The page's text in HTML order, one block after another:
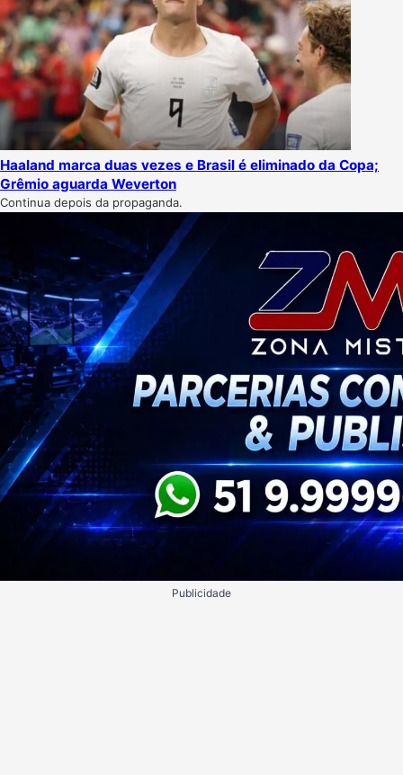
Haaland marca duas vezes e Brasil é eliminado da Copa;
Grêmio aguarda Weverton
Continua depois da propaganda.
Publicidade